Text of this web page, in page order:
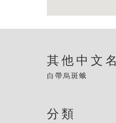
其他中文名
白帶烏斑蛾
分類